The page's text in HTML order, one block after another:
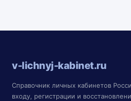
v-lichnyj-kabinet.ru
Справочник личных кабинетов
входу, регистрации и